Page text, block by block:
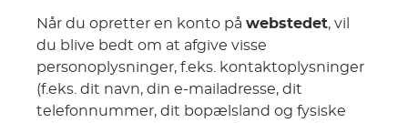
Når du opretter en konto på webstedet, vil
du blive bedt om at afgive visse
personoplysninger, f.eks. kontaktoplysninger
(f.eks. dit navn, din e-mailadresse, dit
telefonnummer, dit bopælsland og fysiske